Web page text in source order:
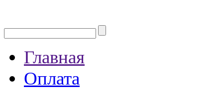
Главная
Оплата